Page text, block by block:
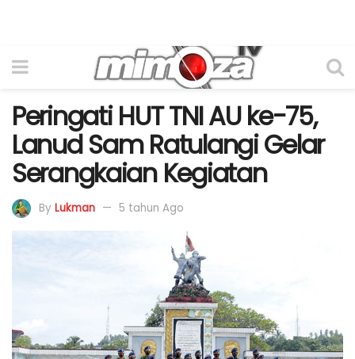
Peringati HUT TNI AU ke-75,
Lanud Sam Ratulangi Gelar
Serangkaian Kegiatan
By Lukman 5 tahun Ago